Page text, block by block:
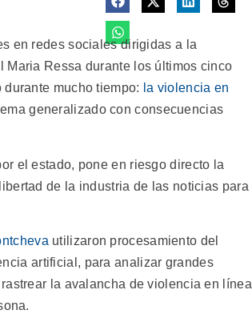
en redes sociales dirigidas a la
Ressa durante los últimos cinco
mucho tiempo: la violencia en
generalizado con consecuencias
el estado, pone en riesgo directo la
de la industria de las noticias para
utilizaron procesamiento del
artificial, para analizar grandes
la avalancha de violencia en línea